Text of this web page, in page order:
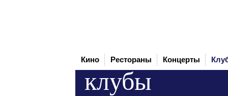
Кино Рестораны Концерты
клубы